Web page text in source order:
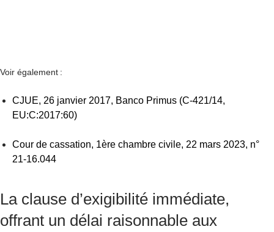
Voir également :
CJUE, 26 janvier 2017, Banco Primus (C-421/14,
EU:C:2017:60)
Cour de cassation, 1ère chambre civile, 22 mars 2023, n°
21-16.044
La clause d’exigibilité immédiate,
offrant un délai raisonnable aux